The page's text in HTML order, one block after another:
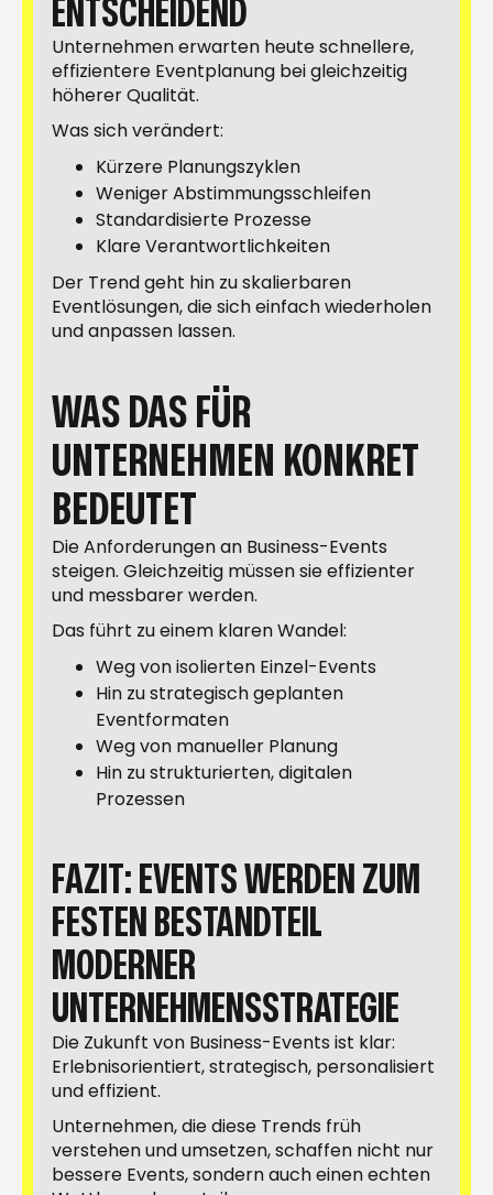
ENTSCHEIDEND
Unternehmen erwarten heute schnellere,
effizientere Eventplanung bei gleichzeitig
höherer Qualität.
Was sich verändert:
Kürzere Planungszyklen
Weniger Abstimmungsschleifen
Standardisierte Prozesse
Klare Verantwortlichkeiten
Der Trend geht hin zu skalierbaren
Eventlösungen, die sich einfach wiederholen
und anpassen lassen.
WAS DAS FÜR
UNTERNEHMEN KONKRET
BEDEUTET
Die Anforderungen an Business-Events
steigen. Gleichzeitig müssen sie effizienter
und messbarer werden.
Das führt zu einem klaren Wandel:
Weg von isolierten Einzel-Events
Hin zu strategisch geplanten
Eventformaten
Weg von manueller Planung
Hin zu strukturierten, digitalen
Prozessen
FAZIT: EVENTS WERDEN ZUM
FESTEN BESTANDTEIL
MODERNER
UNTERNEHMENSSTRATEGIE
Die Zukunft von Business-Events ist klar:
Erlebnisorientiert, strategisch, personalisiert
und effizient.
Unternehmen, die diese Trends früh
verstehen und umsetzen, schaffen nicht nur
bessere Events, sondern auch einen echten